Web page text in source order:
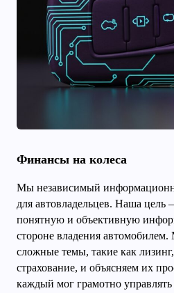
Финансы на колеса
Мы независимый
для автовладельцев. Наша цель
понятную и объективную
стороне владения
сложные темы, такие как
страхование, и объясняем их
каждый мог грамотно